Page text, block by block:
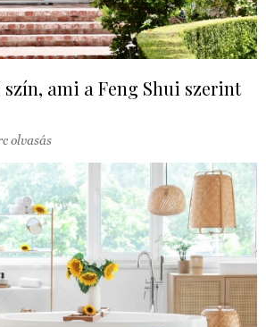
ami a Feng Shui szerint
olvasás